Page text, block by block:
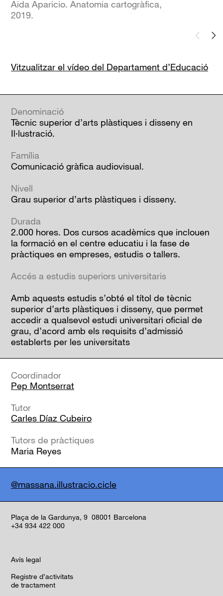
Aida Aparicio. Anatomia cartogràfica,
2019.
Vitzualitzar el vídeo del Departament d’Educació
Denominació
Tècnic superior d’arts plàstiques i disseny en
Il·lustració.
Família
Comunicació gràfica audiovisual.
Nivell
Grau superior d’arts plàstiques i disseny.
Durada
2.000 hores. Dos cursos acadèmics que inclouen
la formació en el centre educatiu i la fase de
pràctiques en empreses, estudis o tallers.
Accés a estudis superiors universitaris
Amb aquests estudis s’obté el títol de tècnic
superior d’arts plàstiques i disseny, que permet
accedir a qualsevol estudi universitari oficial de
grau, d’acord amb els requisits d’admissió
establerts per les universitats
Coordinador
Pep Montserrat
Tutor
Carles Díaz Cubeiro
Tutors de pràctiques
Maria Reyes
@massana.illustracio.cicle
Plaça de la Gardunya, 9 08001 Barcelona
+34 934 422 000
Avís legal
Registre d’activitats
de tractament